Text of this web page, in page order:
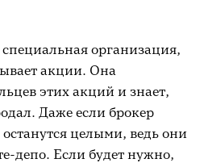
специальная организация,
акции. Она
этих акций и знает,
Даже если брокер
целыми, ведь они
депо. Если будет нужно,